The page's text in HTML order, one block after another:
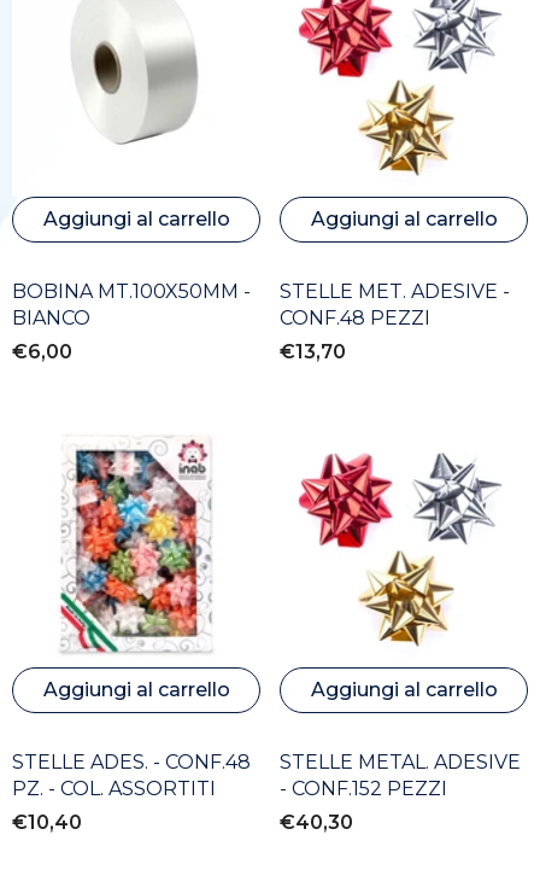
Aggiungi al carrello
BOBINA MT.100X50MM -
BIANCO
€6,00
Aggiungi al carrello
STELLE MET. ADESIVE -
CONF.48 PEZZI
€13,70
Aggiungi al carrello
STELLE ADES. - CONF.48
PZ. - COL. ASSORTITI
€10,40
Aggiungi al carrello
STELLE METAL. ADESIVE
- CONF.152 PEZZI
€40,30